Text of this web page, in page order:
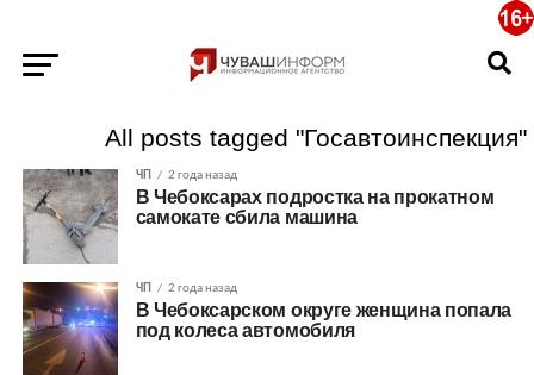
All posts tagged "Госавтоинспекция"
ЧП 2 года назад
В Чебоксарах подростка на прокатном
самокате сбила машина
ЧП 2 года назад
В Чебоксарском округе женщина попала
под колеса автомобиля